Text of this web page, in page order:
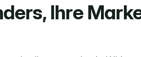
Ihre